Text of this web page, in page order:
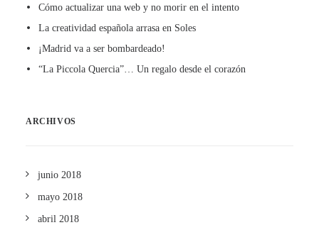
Cómo actualizar una web y no morir en el intento
La creatividad española arrasa en Soles
¡Madrid va a ser bombardeado!
“La Piccola Quercia”… Un regalo desde el corazón
ARCHIVOS
junio 2018
mayo 2018
abril 2018